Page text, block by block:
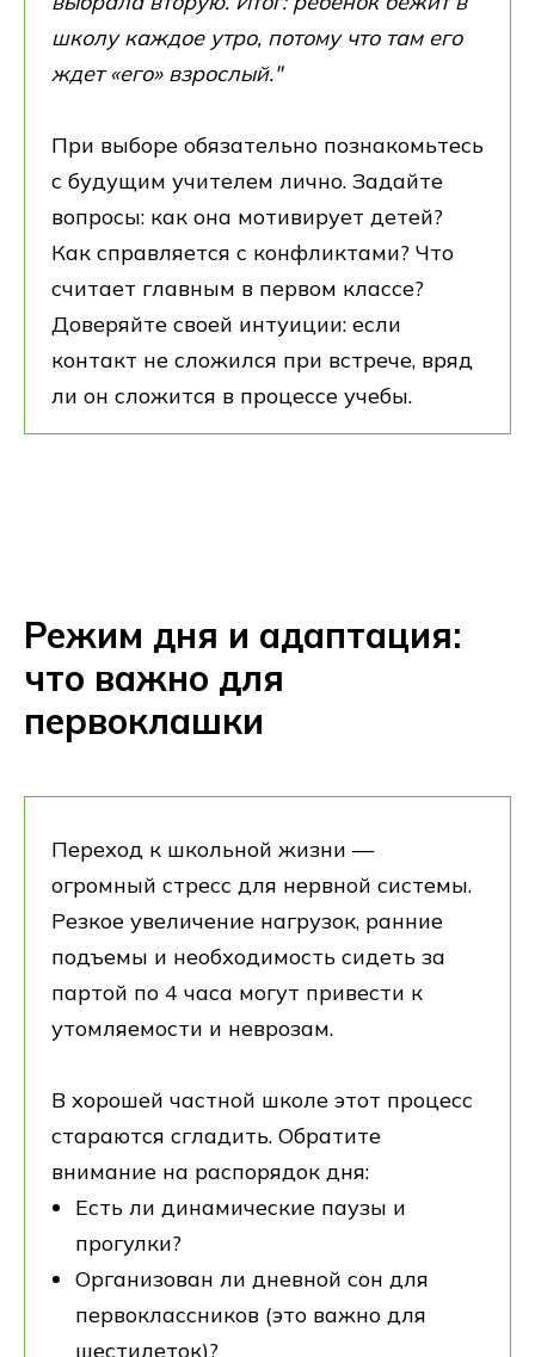
школу каждое утро, потому что там его
ждет «его» взрослый."
При выборе обязательно познакомьтесь
с будущим учителем лично. Задайте
вопросы: как она мотивирует детей?
Как справляется с конфликтами? Что
считает главным в первом классе?
Доверяйте своей интуиции: если
контакт не сложился при встрече, вряд
ли он сложится в процессе учебы.
Режим дня и адаптация:
что важно для
первоклашки
Переход к школьной жизни —
огромный стресс для нервной системы.
Резкое увеличение нагрузок, ранние
подъемы и необходимость сидеть за
партой по 4 часа могут привести к
утомляемости и неврозам.
В хорошей частной школе этот процесс
стараются сгладить. Обратите
внимание на распорядок дня:
Есть ли динамические паузы и
прогулки?
Организован ли дневной сон для
первоклассников (это важно для
шестилеток)?